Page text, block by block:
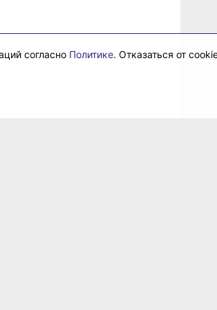
согласно Политике. Отказаться от